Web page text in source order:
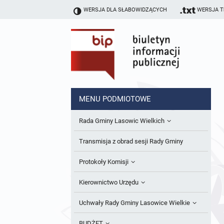
WERSJA DLA SŁABOWIDZĄCYCH WERSJA
MENU PODMIOTOWE
Rada Gminy Lasowic Wielkich
Sesje Rady Gminy
Skład Rady Gminy
Interpelacje i Zapytania Radnych
Komisje Rady Gminy i informacja o
Transmisja z obrad sesji Rady Gminy
Protokoły Komisji
Komisja Budżetu i Finansów
Komisja Oświatowa
Kierownictwo Urzędu
Wójt
Uchwały Rady Gminy Lasowice Wielkie